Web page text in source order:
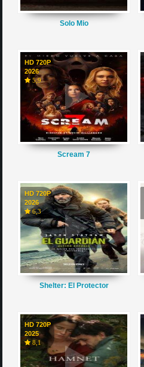
Solo Mio
HD 720P
2026
5,9
Scream 7
HD 720P
2026
6,3
Shelter: El Protector
HD 720P
2025
8,1